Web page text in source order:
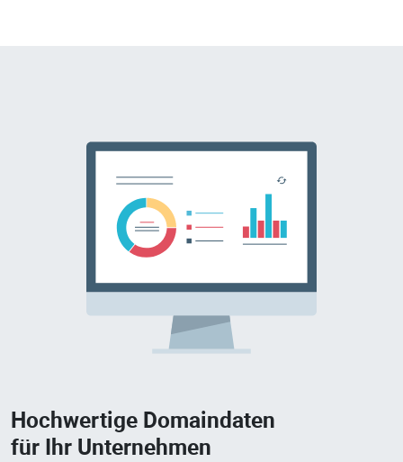
Hochwertige Domaindaten
für Ihr Unternehmen